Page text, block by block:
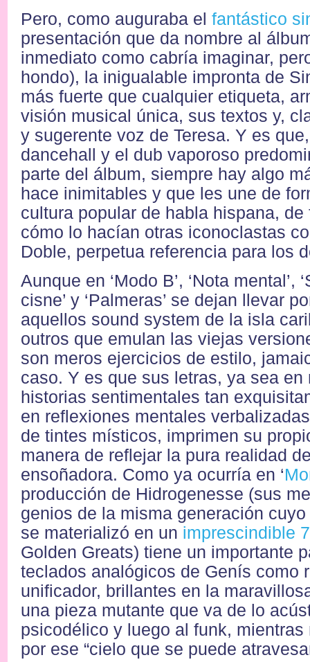
Pero, como auguraba el fantástico
presentación que da nombre al
inmediato como cabría imaginar,
hondo), la inigualable impronta de
más fuerte que cualquier etiqueta,
visión musical única, sus textos y,
y sugerente voz de Teresa. Y es
dancehall y el dub vaporoso
parte del álbum, siempre hay algo
hace inimitables y que les une de
cultura popular de habla hispana, de
cómo lo hacían otras iconoclastas
Doble, perpetua referencia para los
Aunque en ‘Modo B’, ‘Nota mental’,
cisne’ y ‘Palmeras’ se dejan llevar
aquellos sound system de la isla
outros que emulan las viejas
son meros ejercicios de estilo,
caso. Y es que sus letras, ya sea en
historias sentimentales tan
en reflexiones mentales
de tintes místicos, imprimen su
manera de reflejar la pura realidad
ensoñadora. Como ya ocurría en ‘
producción de Hidrogenesse (sus
genios de la misma generación
se materializó en un imprescindible
Golden Greats) tiene un importante
teclados analógicos de Genís como
unificador, brillantes en la
una pieza mutante que va de lo
psicodélico y luego al funk,
por ese “cielo que se puede